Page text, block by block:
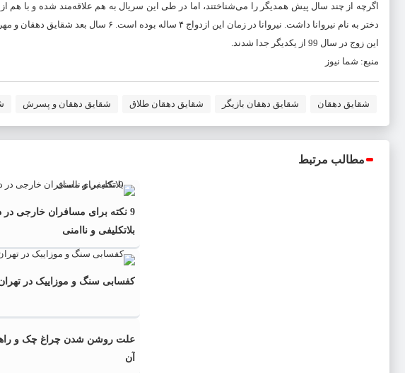
اگرچه از چند سال پیش همدیگر را می‌شناختند، اما در طی این سریال به هم علاقه‌مند شده و با هم
دختر به نام نیروانا داشت. نیروانا در زمان این ازدواج ۴ ساله بوده است. ۶ سال بعد شقایق دهقان و مهراب قاسمخانی صاحب یک فرزند پسر به نام نویان می‌شوند.
این زوج در سال 99 از یکدیگر جدا شدند.
منبع: شما نیوز
شقایق دهقان شقایق دهقان بازیگر شقایق دهقان طلاق شقایق دهقان و پسرش
مطالب مرتبط
9 نکته برای مسافران خارجی در
بلاتکلیفی و ناامنی
کفسابی سنگ و موزاییک در
علت روشن شدن چراغ چک و
آن